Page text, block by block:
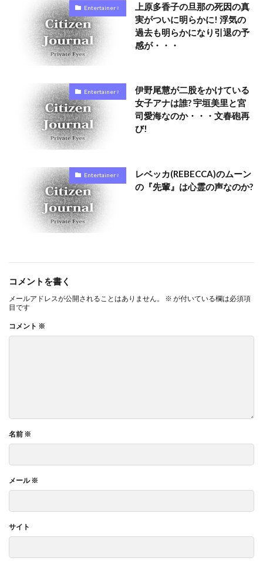
Entertainer♀
上原多香子の旦那の死因の真
実がついに明らかに! 浮気の
過去も明らかになり引退の予
感が・・・
Entertainer♀
伊野尾慧が二股をかけている
女子アナは誰? 宇垣美里と宮
司愛海なのか・・・文春砲再
び!
Entertainer♀
レベッカ(REBECCA)のムーン
の『先輩』は心霊の声なのか?
コメントを書く
メールアドレスが公開されることはありません。 ※ が付いている欄は必須項
目です
コメント ※
名前 ※
メール※
サイト